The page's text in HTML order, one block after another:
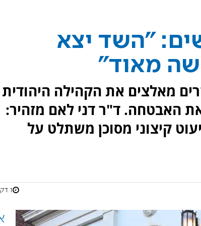
"השד יצא
מאוד"
מאלצים את הקהילה היהודית
האבטחה. ד"ר דני לאם מזהיר:
קיצוני מסוכן משתלט על
1 דקות